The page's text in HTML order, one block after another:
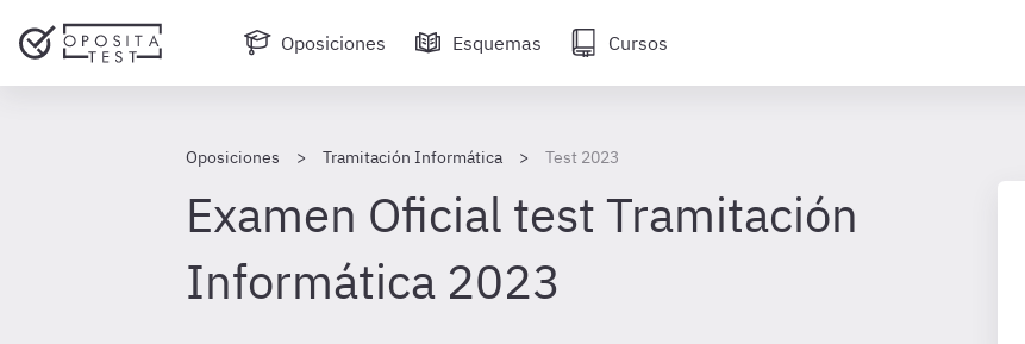
Oposiciones Esquemas Cursos
Oposiciones Tramitación Informática Test 2023
Examen Oficial test Tramitación
Informática 2023